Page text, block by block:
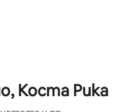
Коста Рика